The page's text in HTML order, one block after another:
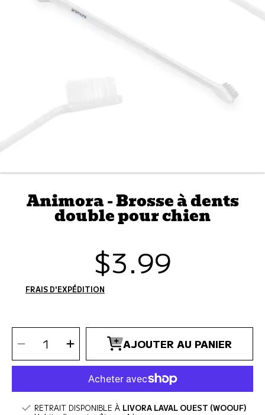
Animora - Brosse à dents
double pour chien
Prix
$3.99
FRAIS D'EXPÉDITION
SÉLECTIONNEZ
QUANTITÉ
Diminuer
la
quantité
pour
Animora
à
dents
double
pour
Augmenter
la
quantité
pour
Animora
Brosse
à
dents
double
pour
AJOUTER AU PANIER
RETRAIT DISPONIBLE À LIVORA LAVAL OUEST (WOOUF)